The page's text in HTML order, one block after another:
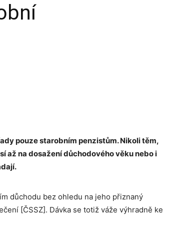
pouze starobním penzistům. Nikoli těm,
až na dosažení důchodového věku nebo i
důchodu bez ohledu na jeho přiznaný
[ČSSZ]. Dávka se totiž váže výhradně ke